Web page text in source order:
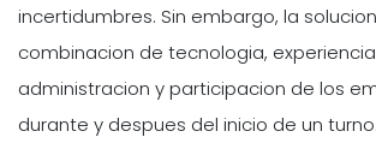
incertidumbres. Sin embargo, la
combinacion de tecnologia,
administracion y participacion de los
durante y despues del inicio de un turno.